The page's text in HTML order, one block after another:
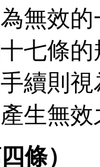
無效
七條
續則
生無
條）